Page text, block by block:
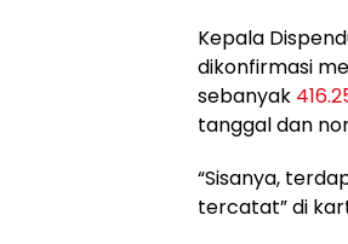
Kepala
dikonfirmasi
sebanyak
tanggal dan
“Sisanya,
tercatat” di